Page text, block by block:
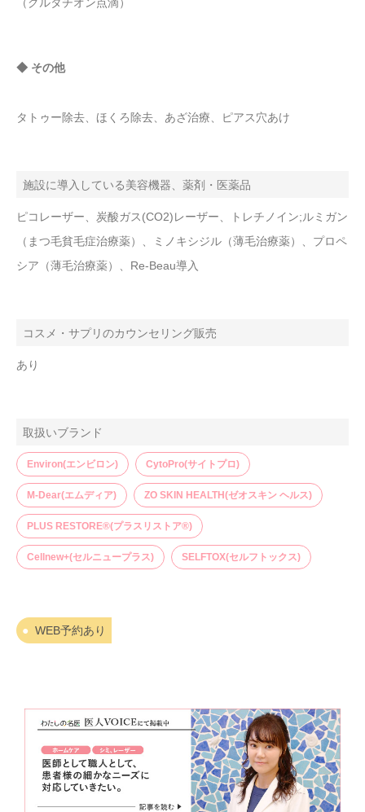
◆ その他
タトゥー除去、ほくろ除去、あざ治療、ピアス穴あけ
施設に導入している美容機器、薬剤・医薬品
ピコレーザー、炭酸ガス(CO2)レーザー、トレチノイン;ルミガン
（まつ毛貧毛症治療薬）、ミノキシジル（薄毛治療薬）、プロペ
シア（薄毛治療薬）、Re-Beau導入
コスメ・サプリのカウンセリング販売
あり
取扱いブランド
Environ(エンビロン) CytoPro(サイトプロ)
M-Dear(エムディア) ZO SKIN HEALTH(ゼオスキン ヘルス)
PLUS RESTORE®(プラスリストア®)
Cellnew+(セルニュープラス) SELFTOX(セルフトックス)
WEB予約あり